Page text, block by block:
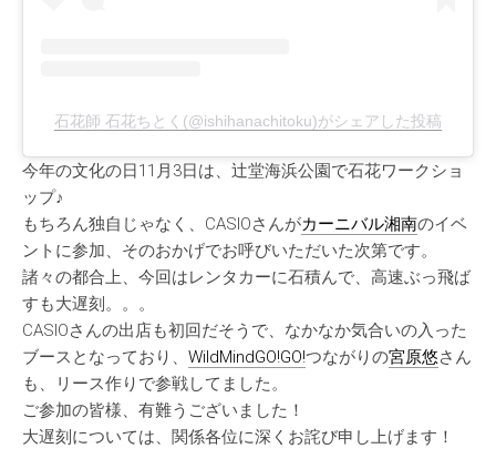
石花師 石花ちとく(@ishihanachitoku)がシェアした投稿
今年の文化の日11月3日は、辻堂海浜公園で石花ワークショ
ップ♪
もちろん独自じゃなく、CASIOさんがカーニバル湘南のイベ
ントに参加、そのおかげでお呼びいただいた次第です。
諸々の都合上、今回はレンタカーに石積んで、高速ぶっ飛ば
すも大遅刻。。。
CASIOさんの出店も初回だそうで、なかなか気合いの入った
ブースとなっており、 WildMindGO!GO!つながりの宮原悠さん
も、リース作りで参戦してました。
ご参加の皆様、有難うございました！
大遅刻については、関係各位に深くお詫び申し上げます！